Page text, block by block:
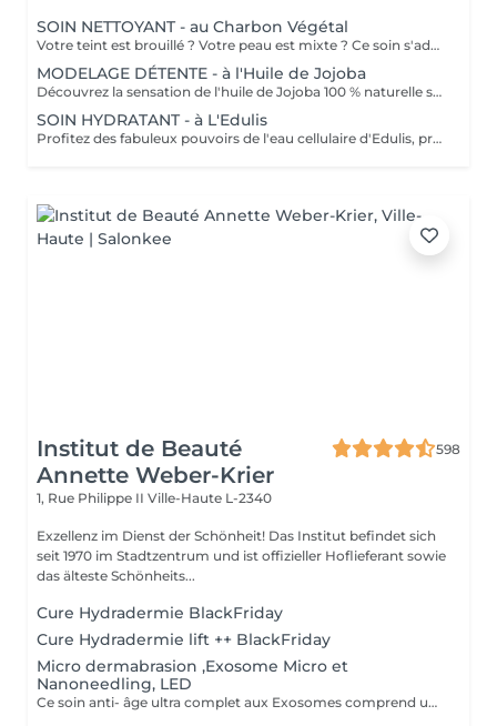
SOIN NETTOYANT - au Charbon Végétal
Votre teint est brouillé ? Votre peau est mixte ? Ce soin s'adresse à vous. Votre peau est nettoyée par une exfoliation douce, sous vapeur, complétée par une extraction des comédons. Pour finir, l'application d'un masque purifie la zone médiane (front, nez, menton), et hydrate le reste de votre visage. Bénéfices : Detoxifié et hydraté, votre visage retrouve un teint unifié, frais et lumineux.
MODELAGE DÉTENTE - à l'Huile de Jojoba
Découvrez la sensation de l'huile de Jojoba 100 % naturelle sur votre peau. Nourrie, votre peau retrouve tout son confort. Libéré de ses tensions grâce aux mains habiles de notre esthéticienne, votre visage est détendu. Bénéfices : Nourrie, votre peau retrouve tout son confort.
SOIN HYDRATANT - à L'Edulis
Profitez des fabuleux pouvoirs de l'eau cellulaire d'Edulis, précieuse source d'hydratation continue. Après la brumisation du Sérum concentré en eau cellulaire, le Masque Crème ressourçant se transforme en une texture soyeuse qui fond sur votre peau sous le délicat modelage de notre esthéticienne. Bénéfices : Gorgée d'eau, votre peau retrouve douceur, souplesse et éclat. Retrouvez le confort dune peau hydratée en continu.
Institut de Beauté
Annette Weber-Krier
598
1, Rue Philippe II Ville-Haute L-2340
Exzellenz im Dienst der Schönheit! Das Institut befindet sich
seit 1970 im Stadtzentrum und ist offizieller Hoflieferant sowie
das älteste Schönheits...
Cure Hydradermie BlackFriday
Cure Hydradermie lift ++ BlackFriday
Micro dermabrasion ,Exosome Micro et
Nanoneedling, LED
Ce soin anti- âge ultra complet aux Exosomes comprend une microdermabrasion, un soin activateur Cold plasma, le microneedling avec des Exosomes, un masque feuille de collagène avec le nanoneedling, pour finaliser encore 15' de luminothérapie. Vous partirez avec votre sérum aux exosomes pour continuer le soin à domicile.